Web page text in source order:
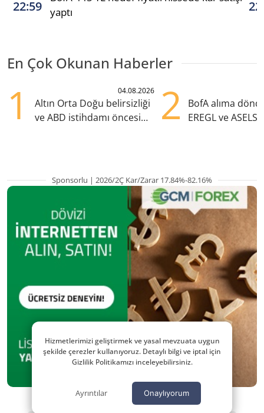
22:59
yaptı
En Çok Okunan Haberler
1 04.08.2026
Altın Orta Doğu belirsizliği
ve ABD istihdamı öncesi
2
BofA alıma
EREGL ve ASELS
Sponsorlu | 2026/2Ç Kar/Zarar 17.84%-82.16%
Hizmetlerimizi geliştirmek ve yasal mevzuata uygun
şekilde çerezler kullanıyoruz. Detaylı bilgi ve iptal için
Gizlilik Politikamızı inceleyebilirsiniz.
Ayrıntılar Onaylıyorum